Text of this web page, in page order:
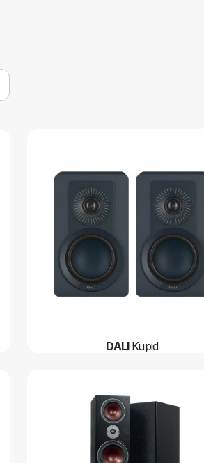
DALI Kupid